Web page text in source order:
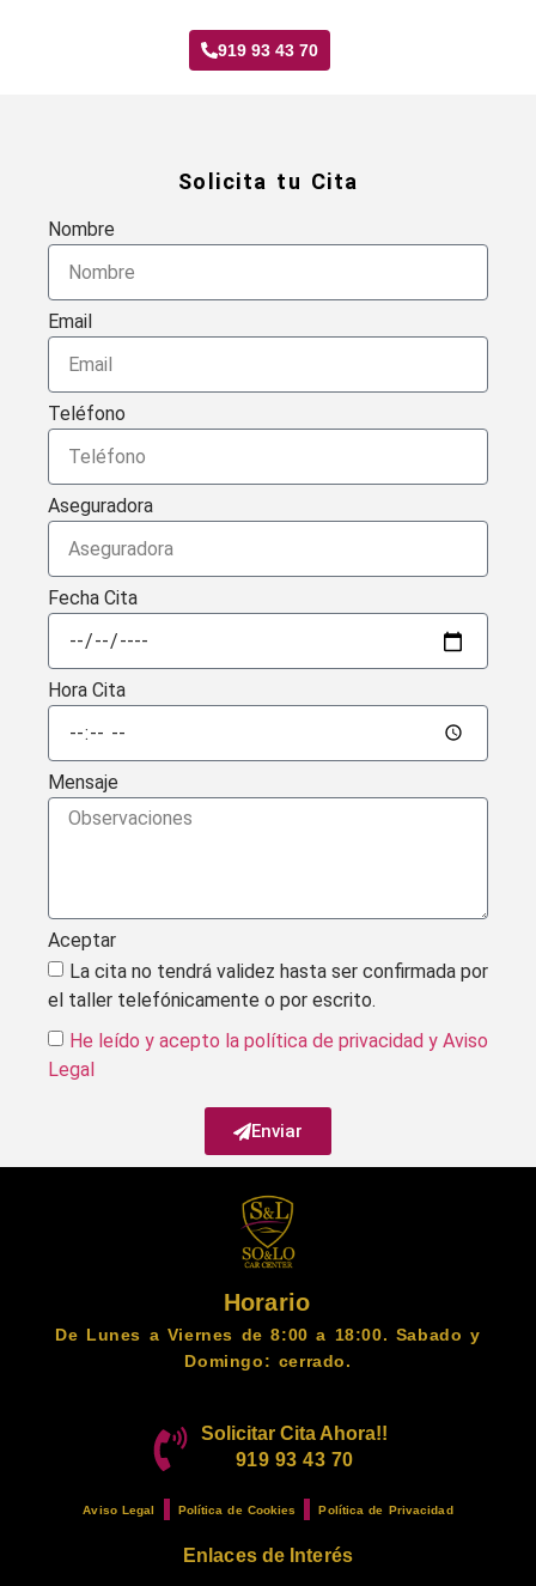
919 93 43 70
Solicita tu Cita
Nombre
Email
Teléfono
Aseguradora
Fecha Cita
Hora Cita
Mensaje
Aceptar
La cita no tendrá validez hasta ser confirmada por
el taller telefónicamente o por escrito.
He leído y acepto la política de privacidad y Aviso
Legal
Enviar
Horario
De Lunes a Viernes de 8:00 a 18:00. Sabado y
Domingo: cerrado.
Solicitar Cita Ahora!!
919 93 43 70
Aviso Legal Política de Cookies Política de Privacidad
Enlaces de Interés